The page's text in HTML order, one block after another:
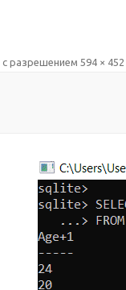
с разрешением 594 × 452